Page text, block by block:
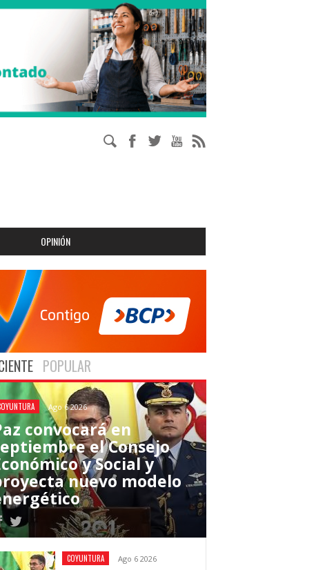
OPINIÓN
POPULAR
Ago 6 2026
convocará en
el Consejo
y Social y
nuevo modelo
COYUNTURA Ago 6 2026